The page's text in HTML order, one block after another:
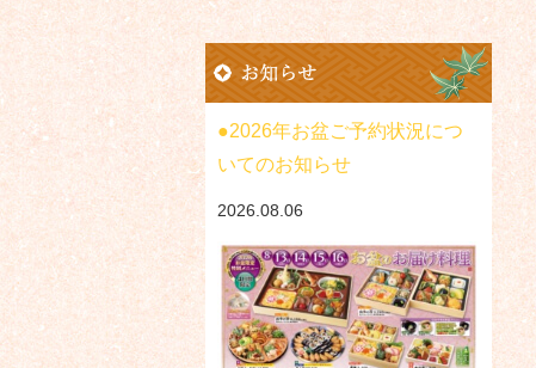
2026年お盆ご予約状況につ
いてのお知らせ
2026.08.06